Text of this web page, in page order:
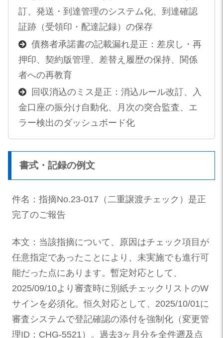
訂、発送・到達管理のシステム化、到達確認
証跡（受領印・配達記録）の保存
債務者承諾書の記載漏れ是正：差戻し・再
押印、契約版管理、差替え履歴の保持、関係
者への再教育
回収消込のミス是正：消込ルール改訂、入
金口座の振分け自動化、月次の突合監査、エ
ラー検出のダッシュボード化
書式・記録の例文
件名：指摘No.23-017（二重譲渡チェック）是正
完了のご報告
本文：当該指摘について、原因はチェック項目が
任意指定であったことにより、未実施でも進行可
能だった点にあります。暫定対応として、
2025/09/10より審査時に別紙チェックリストのW
サインを必須化。恒久対応として、2025/10/01に
審査システムで登記確認の添付を強制化（変更管
理ID：CHG-5521）。過去3ヶ月分を全件遡及点